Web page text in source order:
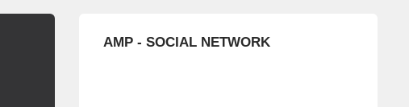
AMP - SOCIAL NETWORK